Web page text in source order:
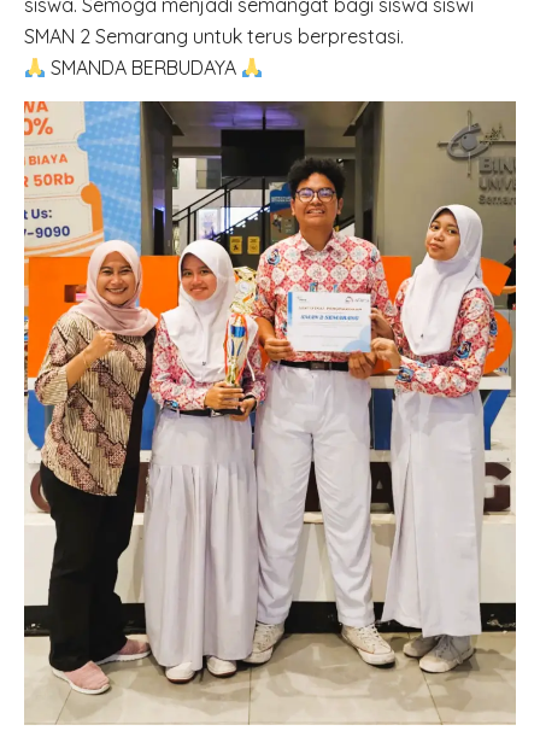
siswa. Semoga menjadi semangat bagi siswa siswi
SMAN 2 Semarang untuk terus berprestasi.
SMANDA BERBUDAYA